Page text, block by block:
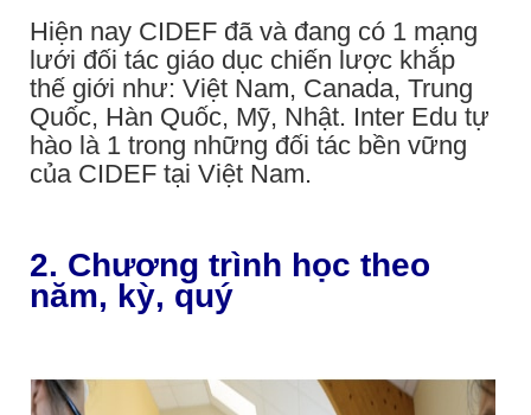
Hiện nay CIDEF đã và đang có 1 mạng
lưới đối tác giáo dục chiến lược khắp
thế giới như: Việt Nam, Canada, Trung
Quốc, Hàn Quốc, Mỹ, Nhật. Inter Edu tự
hào là 1 trong những đối tác bền vững
của CIDEF tại Việt Nam.
2. Chương trình học theo
năm, kỳ, quý